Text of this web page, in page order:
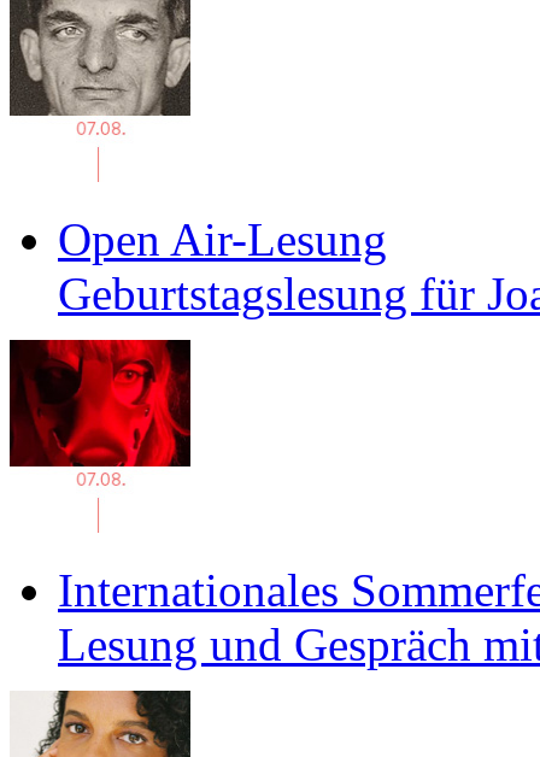
Open Air-Lesung
Geburtstagslesung für
Internationales
Lesung und Gespräch